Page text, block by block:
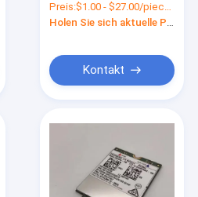
PCIE-Typ
Preis:$1.00 - $27.00/pieces
Kontakt